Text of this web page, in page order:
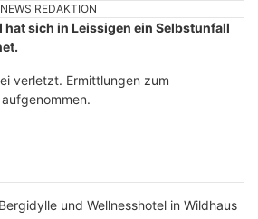
REDAKTION
hat sich in Leissigen ein Selbstunfall
verletzt. Ermittlungen zum